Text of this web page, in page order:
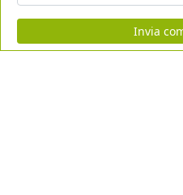
Invia